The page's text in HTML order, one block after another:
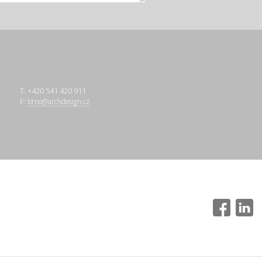
T: +420 541 420 911
E: brno@archdesign.cz